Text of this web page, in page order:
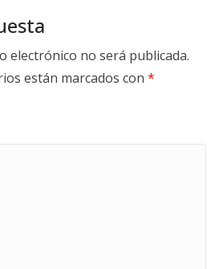
electrónico no será publicada.
están marcados con *